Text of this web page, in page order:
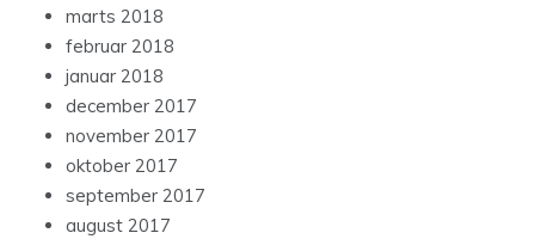
marts 2018
februar 2018
januar 2018
december 2017
november 2017
oktober 2017
september 2017
august 2017